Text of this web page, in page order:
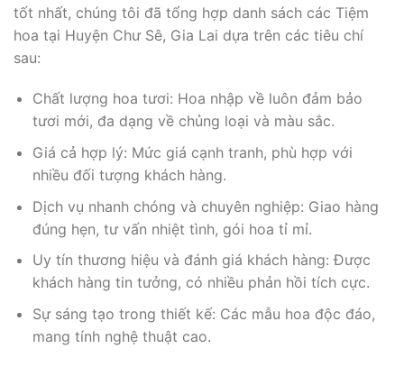
tốt nhất, chúng tôi đã tổng hợp danh sách các Tiệm
hoa tại Huyện Chư Sê, Gia Lai dựa trên các tiêu chí
sau:
Chất lượng hoa tươi: Hoa nhập về luôn đảm bảo
tươi mới, đa dạng về chủng loại và màu sắc.
Giá cả hợp lý: Mức giá cạnh tranh, phù hợp với
nhiều đối tượng khách hàng.
Dịch vụ nhanh chóng và chuyên nghiệp: Giao hàng
đúng hẹn, tư vấn nhiệt tình, gói hoa tỉ mỉ.
Uy tín thương hiệu và đánh giá khách hàng: Được
khách hàng tin tưởng, có nhiều phản hồi tích cực.
Sự sáng tạo trong thiết kế: Các mẫu hoa độc đáo,
mang tính nghệ thuật cao.